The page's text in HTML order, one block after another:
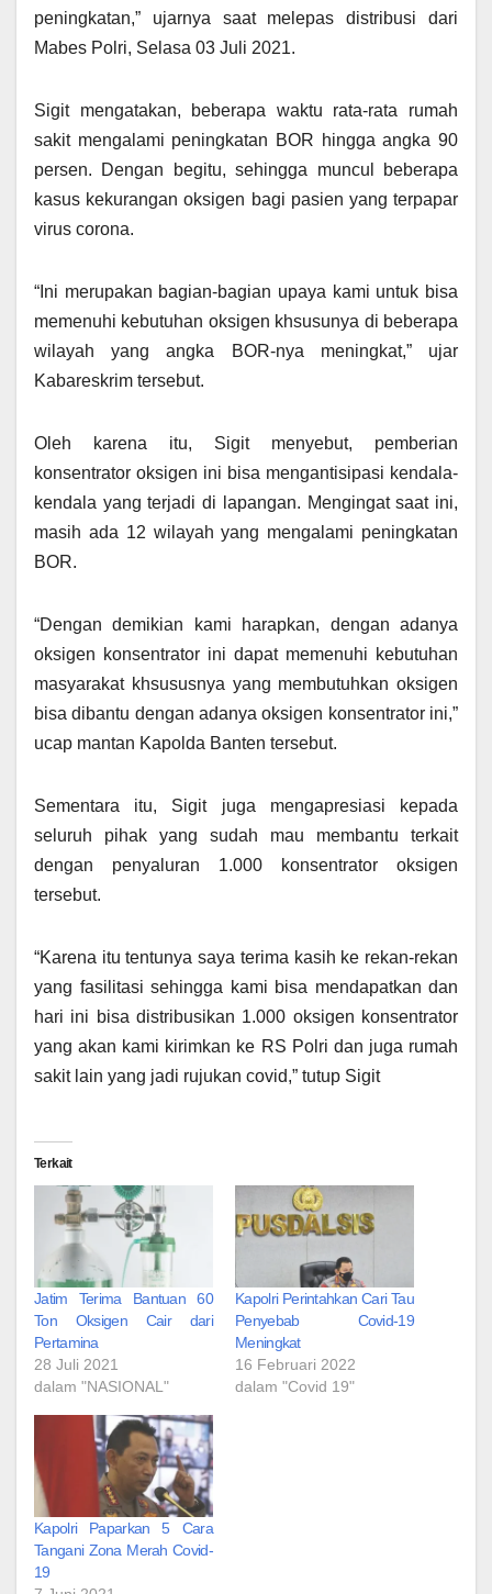
peningkatan,” ujarnya saat melepas distribusi dari
Mabes Polri, Selasa 03 Juli 2021.
Sigit mengatakan, beberapa waktu rata-rata rumah
sakit mengalami peningkatan BOR hingga angka 90
persen. Dengan begitu, sehingga muncul beberapa
kasus kekurangan oksigen bagi pasien yang terpapar
virus corona.
“Ini merupakan bagian-bagian upaya kami untuk bisa
memenuhi kebutuhan oksigen khsusunya di beberapa
wilayah yang angka BOR-nya meningkat,” ujar
Kabareskrim tersebut.
Oleh karena itu, Sigit menyebut, pemberian
konsentrator oksigen ini bisa mengantisipasi kendala-
kendala yang terjadi di lapangan. Mengingat saat ini,
masih ada 12 wilayah yang mengalami peningkatan
BOR.
“Dengan demikian kami harapkan, dengan adanya
oksigen konsentrator ini dapat memenuhi kebutuhan
masyarakat khsususnya yang membutuhkan oksigen
bisa dibantu dengan adanya oksigen konsentrator ini,”
ucap mantan Kapolda Banten tersebut.
Sementara itu, Sigit juga mengapresiasi kepada
seluruh pihak yang sudah mau membantu terkait
dengan penyaluran 1.000 konsentrator oksigen
tersebut.
“Karena itu tentunya saya terima kasih ke rekan-rekan
yang fasilitasi sehingga kami bisa mendapatkan dan
hari ini bisa distribusikan 1.000 oksigen konsentrator
yang akan kami kirimkan ke RS Polri dan juga rumah
sakit lain yang jadi rujukan covid,” tutup Sigit
Terkait
Jatim Terima Bantuan 60
Ton Oksigen Cair dari
Pertamina
28 Juli 2021
dalam "NASIONAL"
Kapolri Perintahkan Cari Tau
Penyebab Covid-19
Meningkat
16 Februari 2022
dalam "Covid 19"
Kapolri Paparkan 5 Cara
Tangani Zona Merah Covid-
19